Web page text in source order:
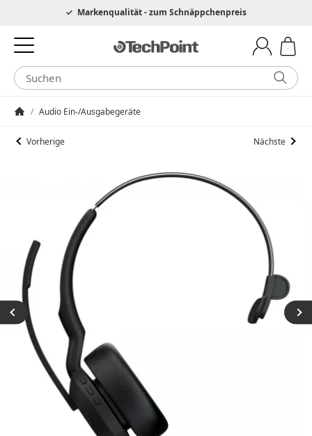
Hotline 0049 6205 3079975Markenqualität - zum Schnäppchenpreis
/ Audio Ein-/Ausgabegeräte
Vorherige Nächste